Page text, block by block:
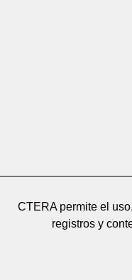
CTERA permite el
registros y